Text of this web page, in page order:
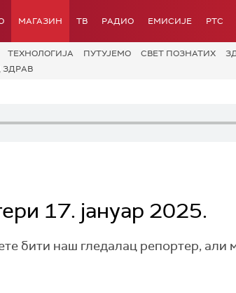
МАГАЗИН ТВ РАДИО ЕМИСИЈЕ РТС
ТЕХНОЛОГИЈA ПУТУЈЕМО СВЕТ ПОЗНАТИХ
ЗДРАВ
17. јануар 2025.
бити наш гледалац репортер,